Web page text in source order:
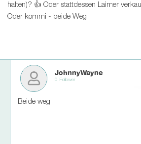
halten)? 👍 Oder stattdessen Laimer
Oder kommi - beide Weg
JohnnyWayne
0 Follower
Beide weg